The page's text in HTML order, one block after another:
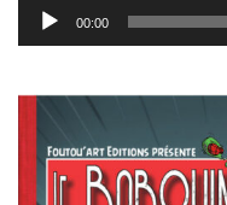
00:00